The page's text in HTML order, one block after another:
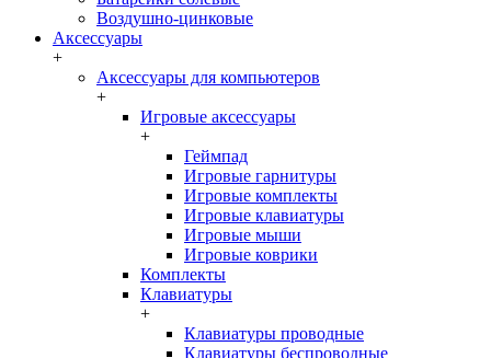
Воздушно-цинковые
Аксессуары
+
Аксессуары для компьютеров
+
Игровые аксессуары
+
Геймпад
Игровые гарнитуры
Игровые комплекты
Игровые клавиатуры
Игровые мыши
Игровые коврики
Комплекты
Клавиатуры
+
Клавиатуры проводные
Клавиатуры беспроводные